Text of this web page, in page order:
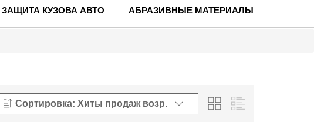
ЗАЩИТА КУЗОВА АВТО АБРАЗИВНЫЕ МАТЕРИАЛЫ
Сортировка: Хиты продаж возр.